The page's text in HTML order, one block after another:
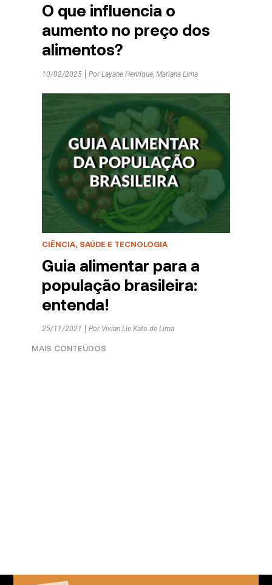
O que influencia o
aumento no preço dos
alimentos?
10/02/2025 Por Layane Henrique, Mariana Lima
CIÊNCIA, SAÚDE E TECNOLOGIA
Guia alimentar para a
população brasileira:
entenda!
25/11/2021 Por Vivian Lie Kato de Lima